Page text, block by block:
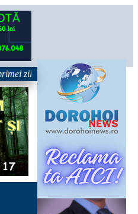
la Zilele Nordului 2026: